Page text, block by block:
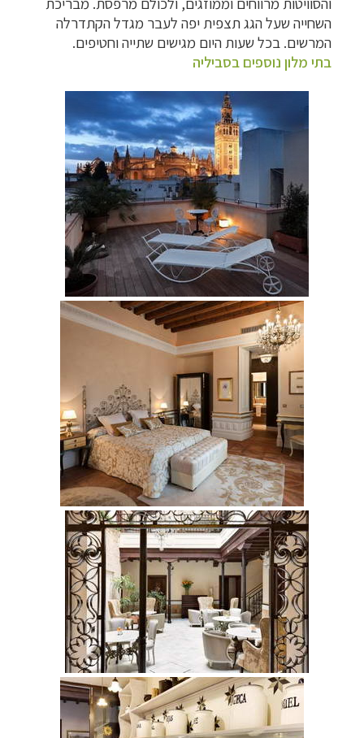
השחייה שעל הגג תצפית יפה לעבר מגדל הקתדרלה
המרשים. בכל שעות היום מגישים שתייה וחטיפים.
בתי מלון נוספים בסביליה